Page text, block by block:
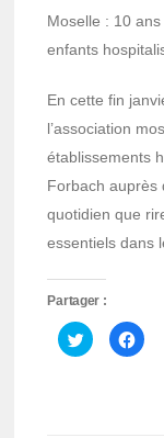
Moselle : 10
enfants
En cette fin
l’association
établissements
Forbach auprès
quotidien que
essentiels dans
Partager :
Cliquez
pour
partager
pour